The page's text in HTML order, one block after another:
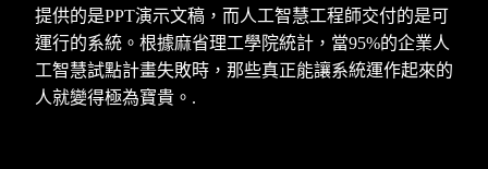
提供的是PPT演示文稿，而人工智慧工程師交付的是可
運行的系統。根據麻省理工學院統計，當95%的企業人
工智慧試點計畫失敗時，那些真正能讓系統運作起來的
人就變得極為寶貴。.